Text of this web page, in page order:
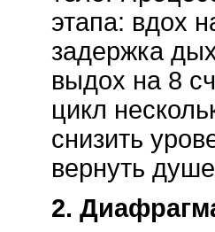
этапа: вдох
задержка
выдох на 8
цикл
снизить
вернуть
2.